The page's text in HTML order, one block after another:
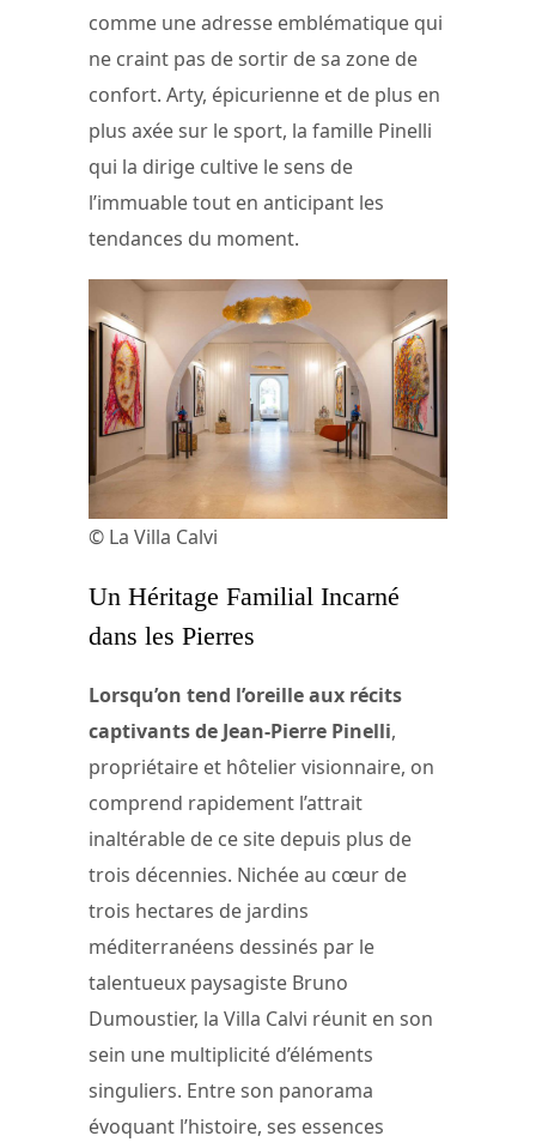
comme une adresse emblématique qui
ne craint pas de sortir de sa zone de
confort. Arty, épicurienne et de plus en
plus axée sur le sport, la famille Pinelli
qui la dirige cultive le sens de
l’immuable tout en anticipant les
tendances du moment.
© La Villa Calvi
Un Héritage Familial Incarné
dans les Pierres
Lorsqu’on tend l’oreille aux récits
captivants de Jean-Pierre Pinelli,
propriétaire et hôtelier visionnaire, on
comprend rapidement l’attrait
inaltérable de ce site depuis plus de
trois décennies. Nichée au cœur de
trois hectares de jardins
méditerranéens dessinés par le
talentueux paysagiste Bruno
Dumoustier, la Villa Calvi réunit en son
sein une multiplicité d’éléments
singuliers. Entre son panorama
évoquant l’histoire, ses essences